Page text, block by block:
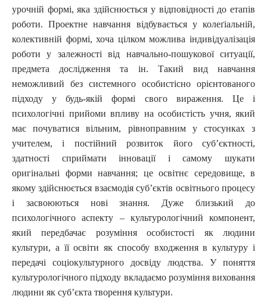
урочній формі, яка здійснюється у відповідності до етапів
роботи. Проектне навчання відбувається у колеґіальній,
колективній формі, хоча цілком можлива індивідуалізація
роботи у залежності від навчально-пошукової ситуації,
предмета дослідження та ін. Такий вид навчання
неможливий без системного особистісно орієнтованого
підходу у будь-якій формі свого вираження. Це і
психологічні прийоми впливу на особистість учня, який
має почуватися вільним, рівноправним у стосунках з
учителем, і постійний розвиток його суб’єктності,
здатності сприймати інновації і самому шукати
оригінальні форми навчання; це освітнє середовище, в
якому здійснюється взаємодія суб’єктів освітнього процесу
і засвоюються нові знання. Дуже близький до
психологічного аспекту – культурологічний компонент,
який передбачає розуміння особистості як людини
культури, а її освіти як способу входження в культуру і
передачі соціокультурного досвіду людства. У поняття
культурологічного підходу вкладаємо розуміння виховання
людини як суб’єкта творення культури.